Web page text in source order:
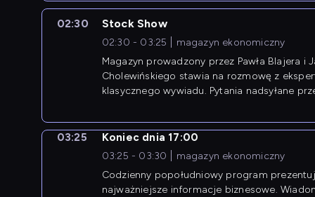
02:30 Stock Show
02:30 - 03:25
magazyn ekonomiczny
Magazyn prowadzony przez Pawła Blajera i
Cholewińskiego stawia na rozmowę z
klasycznego wywiadu. Pytania nadsyłane
03:25 Koniec dnia 17:00
03:25 - 03:30
magazyn ekonomiczny
Codzienny popołudniowy program
najważniejsze informacje biznesowe.